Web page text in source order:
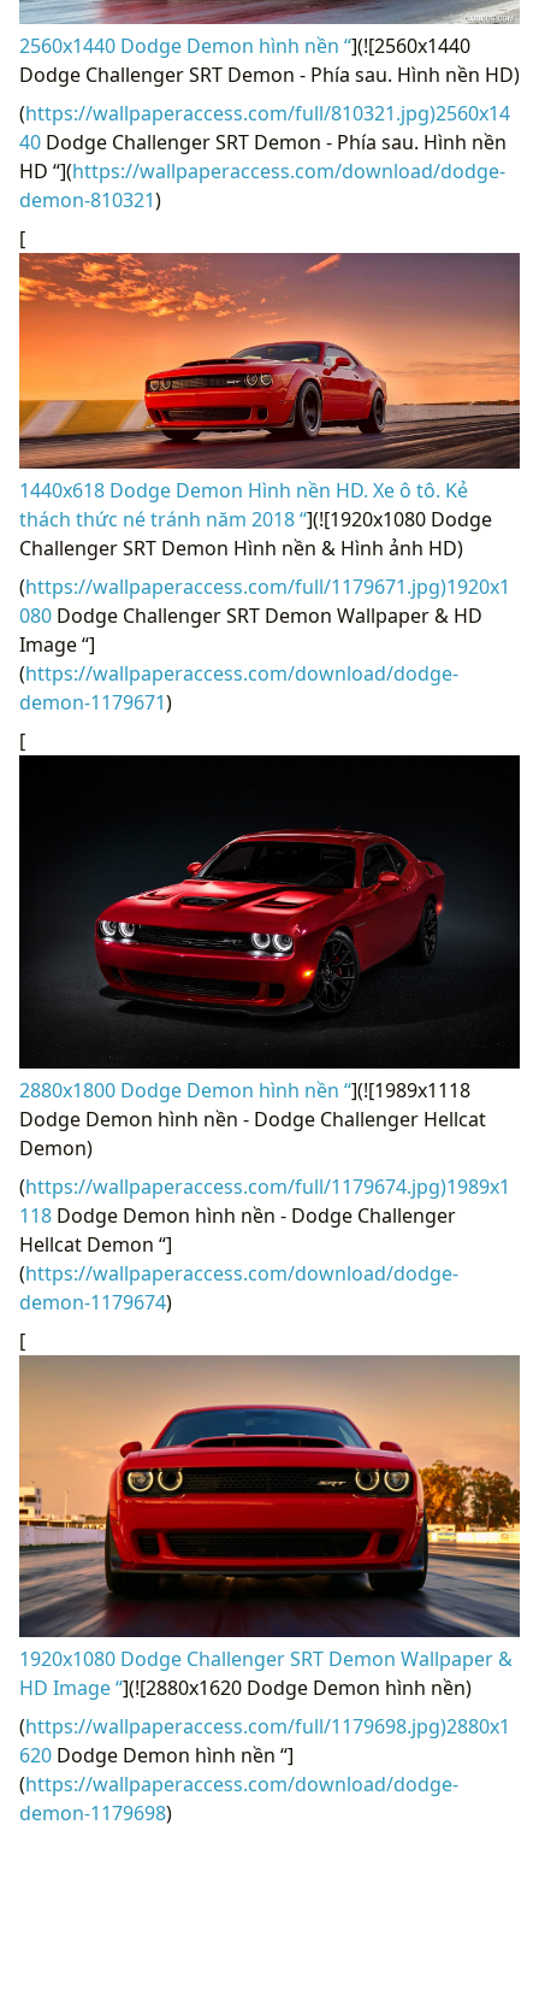
2560x1440 Dodge Demon hình nền “](![2560x1440
Dodge Challenger SRT Demon - Phía sau. Hình nền HD)
(https://wallpaperaccess.com/full/810321.jpg)2560x14
40 Dodge Challenger SRT Demon - Phía sau. Hình nền
HD “](https://wallpaperaccess.com/download/dodge-
demon-810321)
[
1440x618 Dodge Demon Hình nền HD. Xe ô tô. Kẻ
thách thức né tránh năm 2018 “](![1920x1080 Dodge
Challenger SRT Demon Hình nền & Hình ảnh HD)
(https://wallpaperaccess.com/full/1179671.jpg)1920x1
080 Dodge Challenger SRT Demon Wallpaper & HD
Image “]
(https://wallpaperaccess.com/download/dodge-
demon-1179671)
[
2880x1800 Dodge Demon hình nền “](![1989x1118
Dodge Demon hình nền - Dodge Challenger Hellcat
Demon)
(https://wallpaperaccess.com/full/1179674.jpg)1989x1
118 Dodge Demon hình nền - Dodge Challenger
Hellcat Demon “]
(https://wallpaperaccess.com/download/dodge-
demon-1179674)
[
1920x1080 Dodge Challenger SRT Demon Wallpaper &
HD Image “](![2880x1620 Dodge Demon hình nền)
(https://wallpaperaccess.com/full/1179698.jpg)2880x1
620 Dodge Demon hình nền “]
(https://wallpaperaccess.com/download/dodge-
demon-1179698)